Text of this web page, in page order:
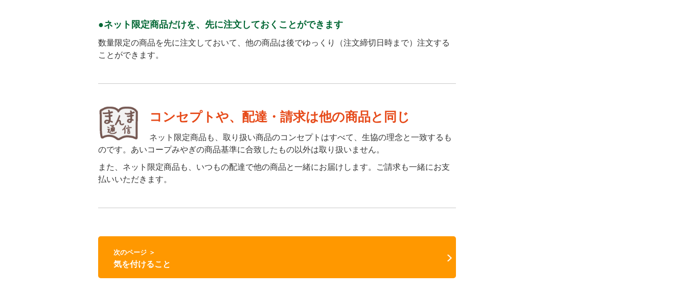
●ネット限定商品だけを、先に注文しておくことができます
数量限定の商品を先に注文しておいて、他の商品は後でゆっくり（注文締切日時まで）注文する
ことができます。
コンセプトや、配達・請求は他の商品と同じ
ネット限定商品も、取り扱い商品のコンセプトはすべて、生協の理念と一致するも
のです。あいコープみやぎの商品基準に合致したもの以外は取り扱いません。
また、ネット限定商品も、いつもの配達で他の商品と一緒にお届けします。ご請求も一緒にお支
払いいただきます。
次のページ ＞
気を付けること